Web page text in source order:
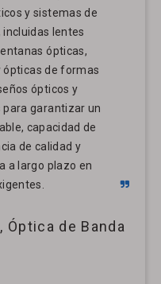
y sistemas de
incluidas lentes
ópticas,
ópticas de formas
ópticos y
garantizar un
capacidad de
de calidad y
a largo plazo en
de Banda